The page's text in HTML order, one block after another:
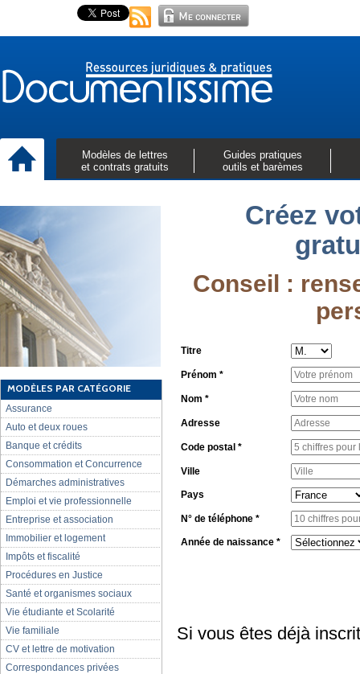
Modèles de lettres
et contrats gratuits
Guides pratiques
outils et barèmes
MODÈLES PAR CATÉGORIE
Assurance
Auto et deux roues
Banque et crédits
Consommation et Concurrence
Démarches administratives
Emploi et vie professionnelle
Entreprise et association
Immobilier et logement
Impôts et fiscalité
Procédures en Justice
Santé et organismes sociaux
Vie étudiante et Scolarité
Vie familiale
CV et lettre de motivation
Correspondances privées
Créez
Conseil :
Titre
Prénom *
Nom *
Adresse
Code postal *
Ville
Pays
N° de téléphone *
Année de naissance *
Si vous êtes déjà